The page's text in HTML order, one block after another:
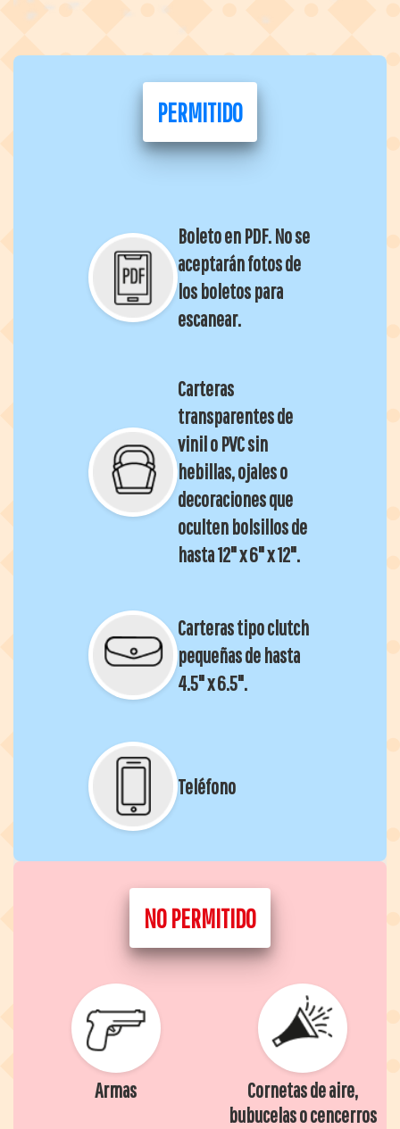
PERMITIDO
Boleto en PDF. No se
aceptarán fotos de
los boletos para
escanear.
Carteras
transparentes de
vinil o PVC sin
hebillas, ojales o
decoraciones que
oculten bolsillos de
hasta 12" x 6" x 12".
Carteras tipo clutch
pequeñas de hasta
4.5" x 6.5".
Teléfono
NO PERMITIDO
Armas
Cornetas de aire,
bubucelas o cencerros